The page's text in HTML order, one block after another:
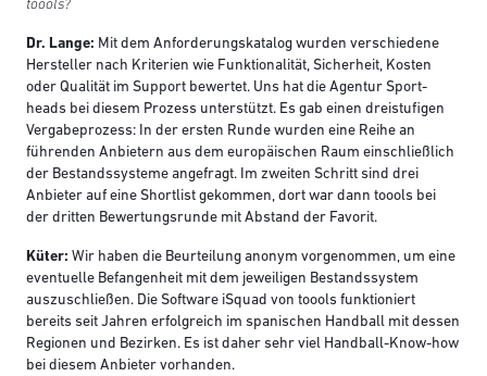
toools?
Dr. Lange: Mit dem Anforderungskatalog wurden verschiedene
Hersteller nach Kriterien wie Funktionalität, Sicherheit, Kosten
oder Qualität im Support bewertet. Uns hat die Agentur Sport-
heads bei diesem Prozess unterstützt. Es gab einen dreistufigen
Vergabeprozess: In der ersten Runde wurden eine Reihe an
führenden Anbietern aus dem europäischen Raum einschließlich
der Bestandssysteme angefragt. Im zweiten Schritt sind drei
Anbieter auf eine Shortlist gekommen, dort war dann toools bei
der dritten Bewertungsrunde mit Abstand der Favorit.
Küter: Wir haben die Beurteilung anonym vorgenommen, um eine
eventuelle Befangenheit mit dem jeweiligen Bestandssystem
auszuschließen. Die Software iSquad von toools funktioniert
bereits seit Jahren erfolgreich im spanischen Handball mit dessen
Regionen und Bezirken. Es ist daher sehr viel Handball-Know-how
bei diesem Anbieter vorhanden.